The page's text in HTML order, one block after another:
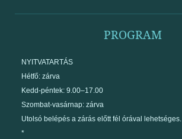
PROGRAM
NYITVATARTÁS
Hétfő: zárva
Kedd-péntek: 9.00–17.00
Szombat-vasárnap: zárva
Utolsó belépés a zárás előtt fél órával lehetséges.
*